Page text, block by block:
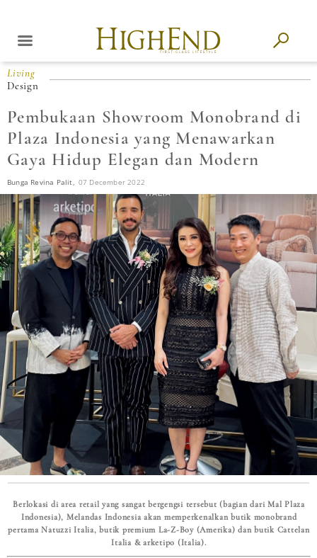
Living
Design
Pembukaan Showroom Monobrand di
Plaza Indonesia yang Menawarkan
Gaya Hidup Elegan dan Modern
Bunga Revina Palit, 07 December 2022
Berlokasi di area retail yang sangat bergengsi tersebut (bagian dari Mal Plaza
Indonesia), Melandas Indonesia akan memperkenalkan butik monobrand
pertama Natuzzi Italia, butik premium La-Z-Boy (Amerika) dan butik Cattelan
Italia & arketipo (Italia).